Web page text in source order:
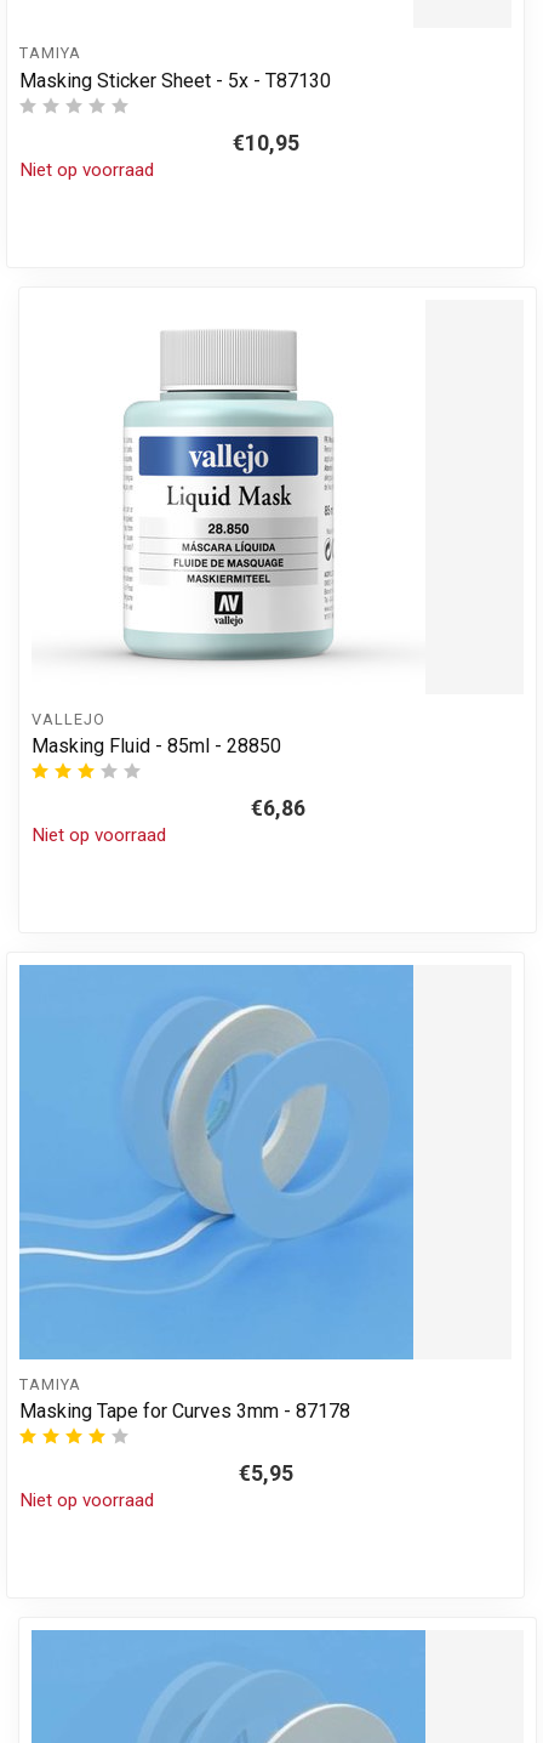
TAMIYA
Masking Sticker Sheet - 5x - T87130
€10,95
Niet op voorraad
VALLEJO
Masking Fluid - 85ml - 28850
€6,86
Niet op voorraad
TAMIYA
Masking Tape for Curves 3mm - 87178
€5,95
Niet op voorraad